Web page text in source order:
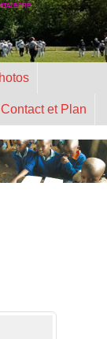
Contact et Plan